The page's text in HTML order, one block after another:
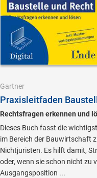
Gartner
Praxisleitfaden
Rechtsfragen erkennen und
Dieses Buch fasst die
im Bereich der Bauwirtschaft
Nichtjuristen. Es hilft damit,
oder, wenn sie schon nicht zu
Ausgangsposition ...